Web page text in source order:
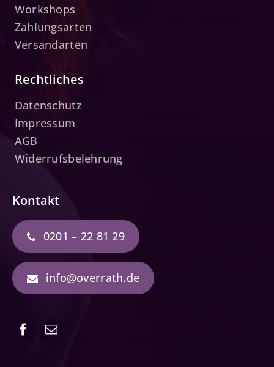
Kontakt
0201 – 22 81 29
info@overrath.de
Workshops
Zahlungsarten
Versandarten
Rechtliches
Datenschutz
Impressum
AGB
Widerrufsbelehrung